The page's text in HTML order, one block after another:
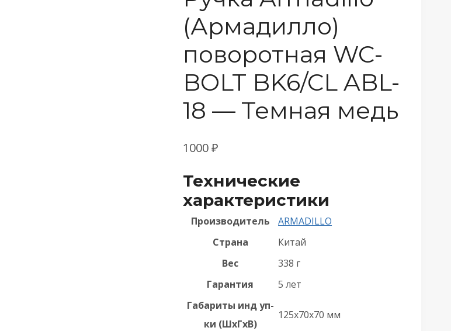
(Армадилло)
поворотная WC-
BOLT BK6/CL ABL-
18 — Темная медь
1000₽
Технические
характеристики
Производитель
ARMADILLO
Страна
Китай
Вес
338 г
Гарантия
5 лет
Габариты инд уп-
ки (ШхГхВ)
125x70x70 мм